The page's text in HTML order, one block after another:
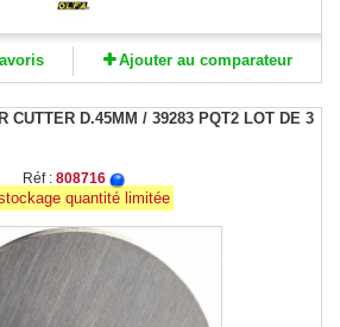
Ajouter au comparateur
CUTTER D.45MM / 39283 PQT2 LOT DE 3
Réf : 808716
quantité limitée